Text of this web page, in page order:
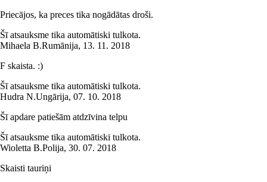
Priecājos, ka preces tika nogādātas droši.
Šī atsauksme tika automātiski tulkota.
Mihaela B.Rumānija, 13. 11. 2018
F skaista. :)
Šī atsauksme tika automātiski tulkota.
Hudra N.Ungārija, 07. 10. 2018
Šī apdare patiešām atdzīvina telpu
Šī atsauksme tika automātiski tulkota.
Wioletta B.Polija, 30. 07. 2018
Skaisti tauriņi